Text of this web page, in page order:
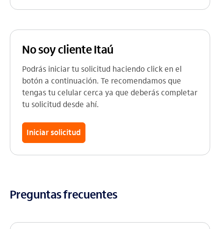
No soy cliente Itaú
Podrás iniciar tu solicitud haciendo click en el
botón a continuación. Te recomendamos que
tengas tu celular cerca ya que deberás completar
tu solicitud desde ahí.
Iniciar solicitud
Preguntas frecuentes